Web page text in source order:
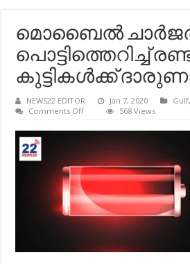
മൊബൈല്‍
പൊട്ടിത്തെറിച്ച്‌
കുട്ടികള്‍ക്ക്
NEWS22 EDITOR Jan 7, 2020 Gulf,
Comments Offon
ചാര്‍ജര്‍
കുട്ടികള്‍ക്ക്
ദാരുണാന്ത്യം..!
568 Views